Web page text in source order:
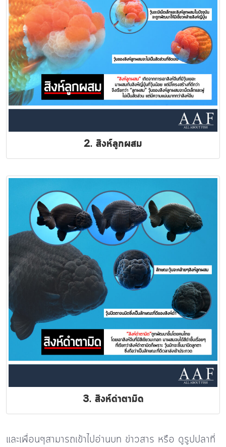
2. สิงห์ลูกผสม
3. สิงห์ดำตามิด
และเพื่อนๆสามารถเข้าไปอ่านบท ข่าวสาร หรือ ดูรูปปลาที่